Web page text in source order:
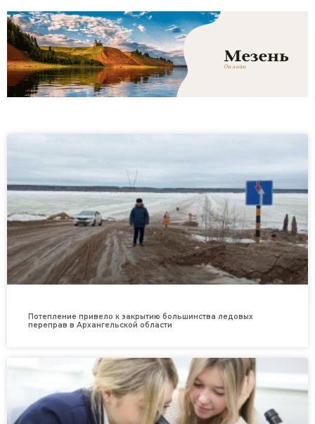
Потепление привело к закрытию большинства ледовых
переправ в Архангельской области